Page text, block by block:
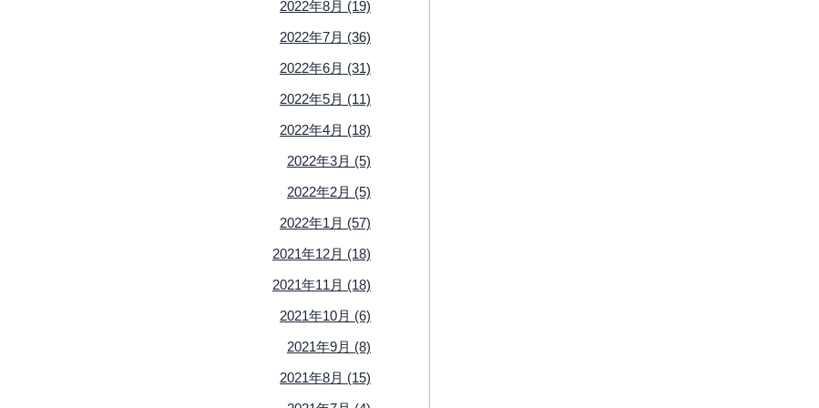
2022年8月 (19)
2022年7月 (36)
2022年6月 (31)
2022年5月 (11)
2022年4月 (18)
2022年3月 (5)
2022年2月 (5)
2022年1月 (57)
2021年12月 (18)
2021年11月 (18)
2021年10月 (6)
2021年9月 (8)
2021年8月 (15)